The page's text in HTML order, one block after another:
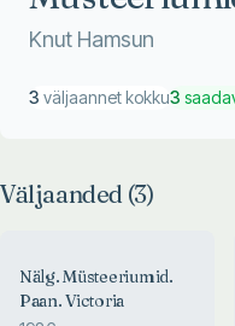
Knut Hamsun
3 väljaannet kokku3
Väljaanded (3)
Nälg. Müsteeriumid.
Paan. Victoria